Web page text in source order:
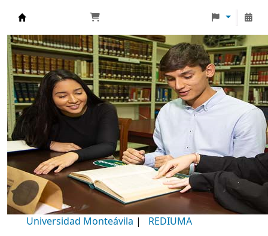
Biblioteca Universidad Monteávila
Universidad Monteávila | REDIUMA